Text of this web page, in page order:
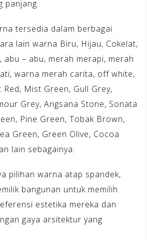
panjang.
tersedia dalam berbagai
lain warna Biru, Hijau, Cokelat,
abu – abu, merah merapi, merah
warna merah carita, off white,
Mist Green, Gull Grey,
Grey, Angsana Stone, Sonata
Pine Green, Tobak Brown,
Green, Green Olive, Cocoa
lain sebagainya.
pilihan warna atap spandek,
bangunan untuk memilih
estetika mereka dan
gaya arsitektur yang